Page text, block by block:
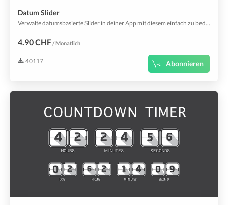
Datum Slider
Verwalte datumsbasierte Slider in deiner App mit diesem einfach zu bedienenden Plugin.
4.90 CHF/ Monatlich
40117 Abonnieren